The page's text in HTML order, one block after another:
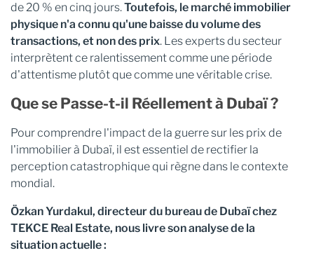
de 20 % en cinq jours.Toutefois, le marché immobilier
physique n'a connu qu'une baisse du volume des
transactions, et non des prix. Les experts du secteur
interprètent ce ralentissement comme une période
d'attentisme plutôt que comme une véritable crise.
Que se Passe-t-il Réellement à Dubaï ?
Pour comprendre l'impact de la guerre sur les prix de
l'immobilier à Dubaï, il est essentiel de rectifier la
perception catastrophique qui règne dans le contexte
mondial.
Özkan Yurdakul, directeur du bureau de Dubaï chez
TEKCE Real Estate, nous livre son analyse de la
situation actuelle :